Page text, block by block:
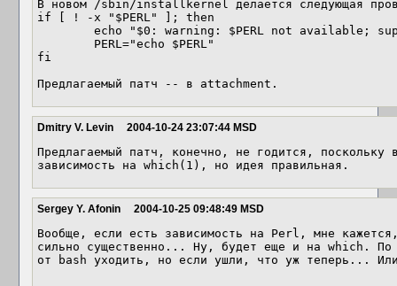
В новом /sbin/installkernel делается следующая
if [ ! -x "$PERL" ]; then
fi
Предлагаемый патч -- в attachment.
Dmitry V. Levin 2004-10-24 23:07:44 MSD
Предлагаемый патч, конечно, не годится, поскольку
зависимость на which(1), но идея правильная.
Sergey Y. Afonin 2004-10-25 09:48:49 MSD
Вообще, если есть зависимость на Perl, мне
сильно существенно... Ну, будет еще и на which. По
от bash уходить, но если ушли, что уж теперь...